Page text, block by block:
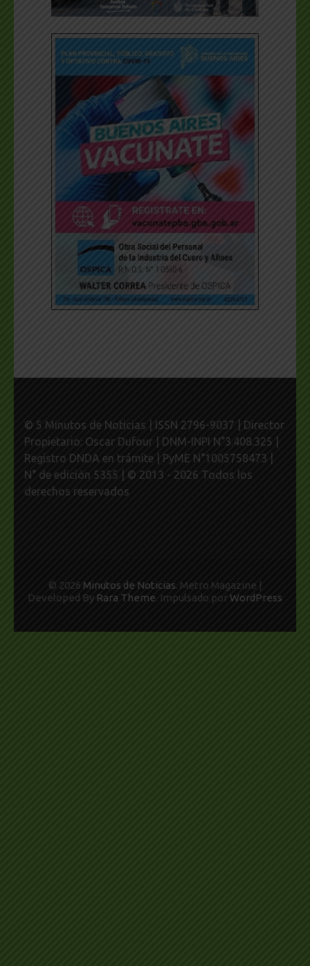
© 5 Minutos de Noticias | ISSN 2796-9037 | Director
Propietario: Oscar Dufour | DNM-INPI N°3.408.325 |
Registro DNDA en trámite | PyME N°1005758473 |
N° de edición 5355 | © 2013 - 2026 Todos los
derechos reservados
© 2026 Minutos de Noticias. Metro Magazine |
Developed By Rara Theme. Impulsado porWordPress